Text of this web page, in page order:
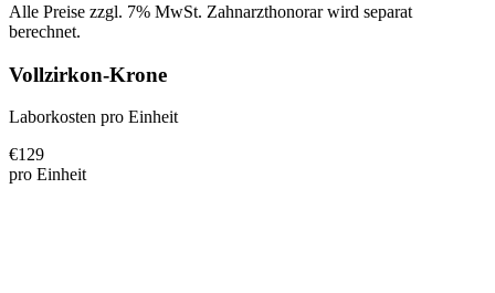
Alle Preise zzgl. 7% MwSt. Zahnarzthonorar wird separat
berechnet.
Vollzirkon-Krone
Laborkosten pro Einheit
€129
pro Einheit